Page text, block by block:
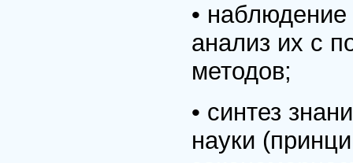
•
анализ их с
методов;
• синтез
науки